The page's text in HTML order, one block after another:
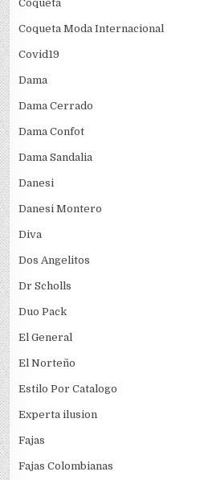
Coqueta
Coqueta Moda Internacional
Covid19
Dama
Dama Cerrado
Dama Confot
Dama Sandalia
Danesi
Danesi Montero
Diva
Dos Angelitos
Dr Scholls
Duo Pack
El General
El Norteño
Estilo Por Catalogo
Experta ilusion
Fajas
Fajas Colombianas